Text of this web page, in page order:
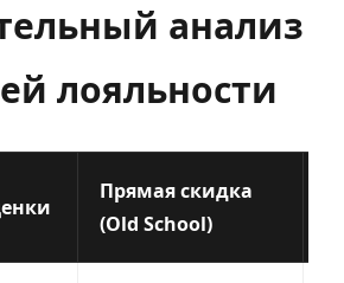
анализ
лояльности
Прямая скидка
(Old School)